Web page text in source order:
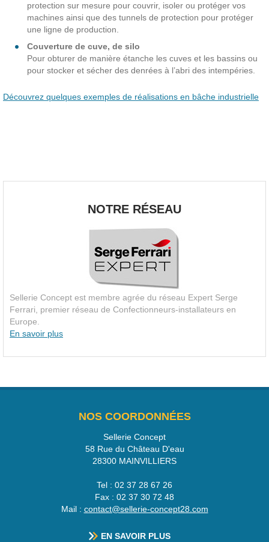
protection sur mesure pour couvrir, isoler ou protéger vos
machines ainsi que des tunnels de protection pour protéger
une ligne de production.
Couverture de cuve, de silo
Pour obturer de manière étanche les cuves et les bassins ou
pour stocker et sécher des denrées à l’abri des intempéries.
Découvrez quelques exemples de réalisations en bâche industrielle
NOTRE RÉSEAU
Sellerie Concept est membre agrée du réseau Expert Serge
Ferrari, premier réseau de Confectionneurs-installateurs en
Europe.
En savoir plus
NOS COORDONNÉES
Sellerie Concept
58 Rue du Château D'eau
28300 MAINVILLIERS
Tel : 02 37 28 67 26
Fax : 02 37 30 72 48
Mail : contact@sellerie-concept28.com
EN SAVOIR PLUS